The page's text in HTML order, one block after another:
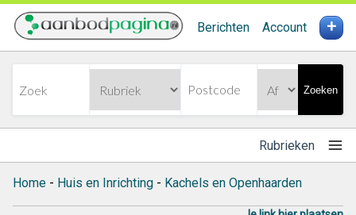
Berichten Account +
Zoeken
Rubrieken
Home - Huis en Inrichting - Kachels en Openhaarden